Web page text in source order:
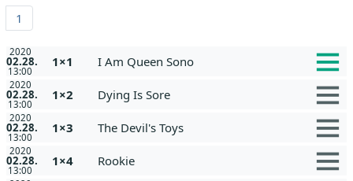
1
2020
02.28.
13:00
1×1 I Am Queen Sono
2020
02.28.
13:00
1×2 Dying Is Sore
2020
02.28.
13:00
1×3 The Devil's Toys
2020
02.28.
13:00
1×4 Rookie